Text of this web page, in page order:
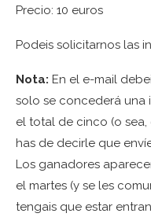
Precio: 10 euros
Podeis solicitarnos las
Nota: En el e-mail
solo se concederá una
el total de cinco (o
has de decirle que
Los ganadores
el martes (y se les
tengais que estar